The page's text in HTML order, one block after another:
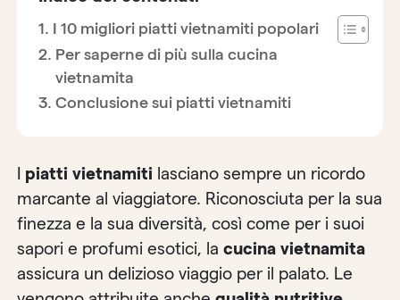
I 10 migliori piatti vietnamiti popolari
Per saperne di più sulla cucina
vietnamita
Conclusione sui piatti vietnamiti
piatti vietnamiti lasciano sempre un ricordo
marcante al viaggiatore. Riconosciuta per la sua
finezza e la sua diversità, così come per i suoi
sapori e profumi esotici, la cucina vietnamita
assicura un delizioso viaggio per il palato. Le